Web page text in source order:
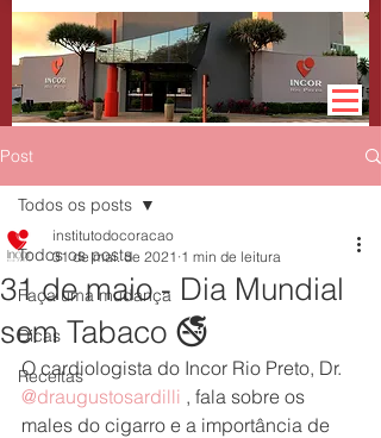
Post
Todos os posts
Faça uma mudança
Dicas
Receitas
Todos os posts
31 de maio - Dia Mundial
sem Tabaco 🚭
institutodocoracao
31 de mai. de 2021 1 min de leitura
O cardiologista do Incor Rio Preto, Dr.
@draugustosardilli , fala sobre os
males do cigarro e a importância de